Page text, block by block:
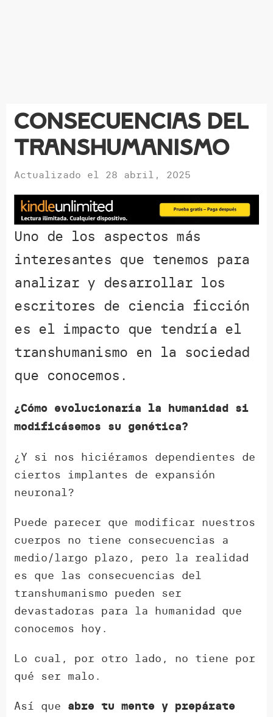
Consecuencias del
transhumanismo
Actualizado el 28 abril, 2025
Uno de los aspectos más
interesantes que tenemos para
analizar y desarrollar los
escritores de ciencia ficción
es el impacto que tendría el
transhumanismo en la sociedad
que conocemos.
¿Cómo evolucionaría la humanidad si
modificásemos su genética?
¿Y si nos hiciéramos dependientes de
ciertos implantes de expansión
neuronal?
Puede parecer que modificar nuestros
cuerpos no tiene consecuencias a
medio/largo plazo, pero la realidad
es que las consecuencias del
transhumanismo pueden ser
devastadoras para la humanidad que
conocemos hoy.
Lo cual, por otro lado, no tiene por
qué ser malo.
Así que abre tu mente y prepárate